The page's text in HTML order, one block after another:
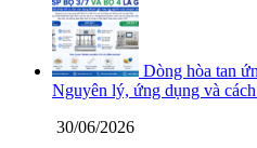
Dòng hòa tan
Nguyên lý, ứng dụng và
30/06/2026